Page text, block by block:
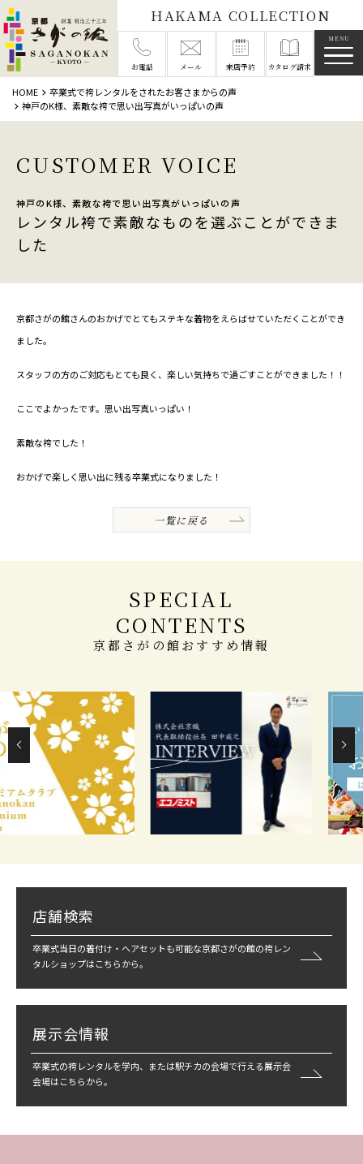
HAKAMA COLLECTION
お電話 メール 来店予約 カタログ請求
HOME
卒業式で袴レンタルをされたお客さまからの声
神戸のK様、素敵な袴で思い出写真がいっぱいの声
CUSTOMER VOICE
神戸のK様、素敵な袴で思い出写真がいっぱいの声
レンタル袴で素敵なものを選ぶことができま
した
京都さがの館さんのおかげでとてもステキな着物をえらばせていただくことができ
ました。
スタッフの方のご対応もとても良く、楽しい気持ちで過ごすことができました！！
ここでよかったです。思い出写真いっぱい！
素敵な袴でした！
おかげで楽しく思い出に残る卒業式になりました！
一覧に戻る
SPECIAL
CONTENTS
京都さがの館おすすめ情報
店舗検索
卒業式当日の着付け・ヘアセットも可能な京都さがの館の袴レン
タルショップはこちらから。
展示会情報
卒業式の袴レンタルを学内、または駅チカの会場で行える展示会
会場はこちらから。
メニ